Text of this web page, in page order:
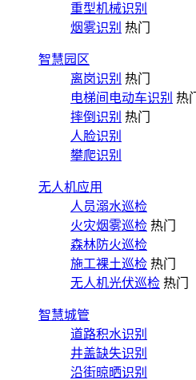
重型机械识别
烟雾识别 热门
智慧园区
离岗识别 热门
电梯间电动车识别 热门
摔倒识别 热门
人脸识别
攀爬识别
无人机应用
人员溺水巡检
火灾烟雾巡检 热门
森林防火巡检
施工裸土巡检 热门
无人机光伏巡检 热门
智慧城管
道路积水识别
井盖缺失识别
沿街晾晒识别